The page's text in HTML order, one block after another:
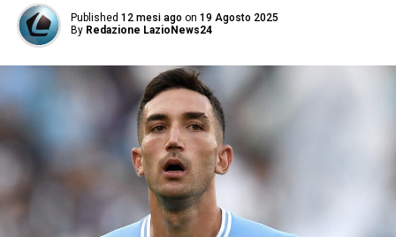
Published 12 mesi ago on 19 Agosto 2025
By Redazione LazioNews24